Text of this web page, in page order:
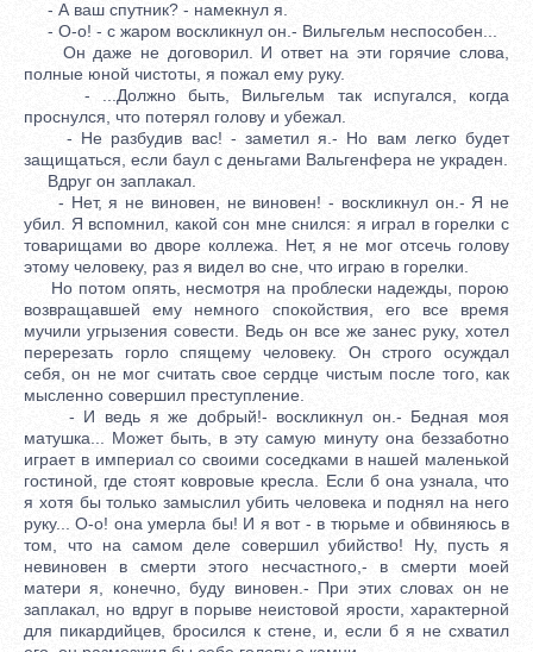
- А ваш спутник? - намекнул я.
- О-о! - с жаром воскликнул он.- Вильгельм неспособен...
Он даже не договорил. И ответ на эти горячие слова,
полные юной чистоты, я пожал ему руку.
- ...Должно быть, Вильгельм так испугался, когда
проснулся, что потерял голову и убежал.
- Не разбудив вас! - заметил я.- Но вам легко будет
защищаться, если баул с деньгами Вальгенфера не украден.
Вдруг он заплакал.
- Нет, я не виновен, не виновен! - воскликнул он.- Я не
убил. Я вспомнил, какой сон мне снился: я играл в горелки с
товарищами во дворе коллежа. Нет, я не мог отсечь голову
этому человеку, раз я видел во сне, что играю в горелки.
Но потом опять, несмотря на проблески надежды, порою
возвращавшей ему немного спокойствия, его все время
мучили угрызения совести. Ведь он все же занес руку, хотел
перерезать горло спящему человеку. Он строго осуждал
себя, он не мог считать свое сердце чистым после того, как
мысленно совершил преступление.
- И ведь я же добрый!- воскликнул он.- Бедная моя
матушка... Может быть, в эту самую минуту она беззаботно
играет в империал со своими соседками в нашей маленькой
гостиной, где стоят ковровые кресла. Если б она узнала, что
я хотя бы только замыслил убить человека и поднял на него
руку... О-о! она умерла бы! И я вот - в тюрьме и обвиняюсь в
том, что на самом деле совершил убийство! Ну, пусть я
невиновен в смерти этого несчастного,- в смерти моей
матери я, конечно, буду виновен.- При этих словах он не
заплакал, но вдруг в порыве неистовой ярости, характерной
для пикардийцев, бросился к стене, и, если б я не схватил